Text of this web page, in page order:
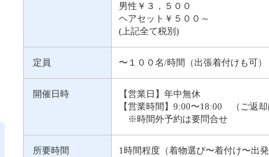
男性￥３，５００
ヘアセット￥５００～
(上記全て税別)
定員 〜１００名/時間（出張着付けも可）
開催日時
【営業日】年中無休
【営業時間】9:00〜18:00 （ご返
※時間外予約は要問合せ
所要時間 1時間程度（着物選び〜着付け〜出発